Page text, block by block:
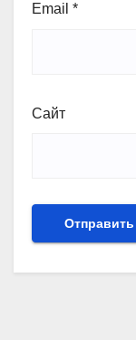
Email *
Сайт